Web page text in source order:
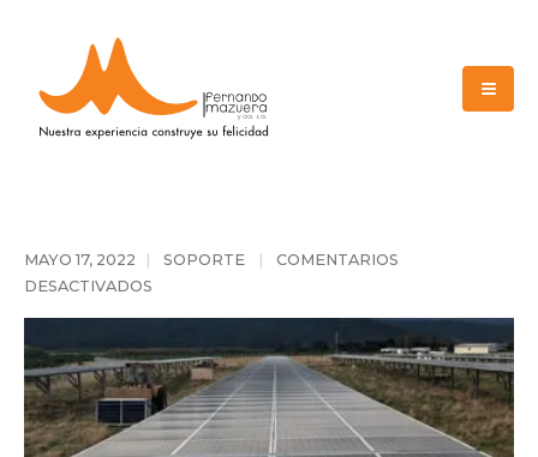
MAYO 17, 2022 SOPORTE
COMENTARIOS
DESACTIVADOS